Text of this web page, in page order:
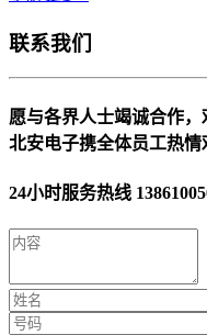
联系我们
愿与各界人士竭诚合作，
北安电子携全体员工热情
24小时服务热线